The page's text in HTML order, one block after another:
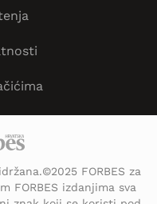
FORBES za
FORBES izdanjima sva